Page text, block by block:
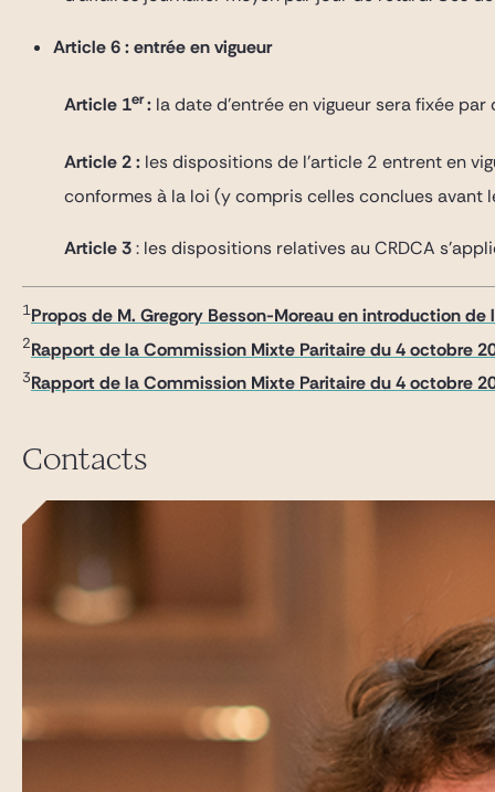
Article 6 : entrée en vigueur
Article 1er:la date d’entrée en vigueur sera fixée
Article 2 :les dispositions de l’article 2 entrent en
conformes à la loi (y compris celles conclues avant
Article 3: les dispositions relatives au CRDCA
1Propos de M. Gregory Besson-Moreau en introduction
2Rapport de la Commission Mixte Paritaire du 4 octobre
3Rapport de la Commission Mixte Paritaire du 4 octobre
Contacts